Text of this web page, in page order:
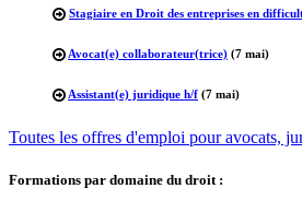
Stagiaire en Droit des entreprises en
Avocat(e) collaborateur(trice) (7 mai)
Assistant(e) juridique h/f (7 mai)
Toutes les offres d'emploi pour avocats,
Formations par domaine du droit :